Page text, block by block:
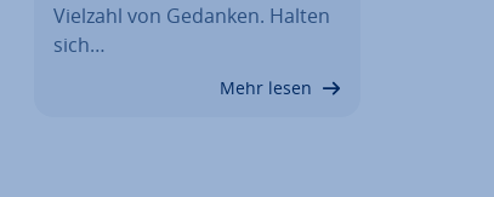
Vielzahl von Gedanken. Halten
sich…
Mehr lesen